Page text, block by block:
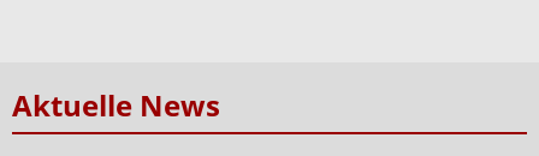
Aktuelle News